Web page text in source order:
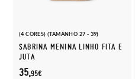
(4 CORES) (TAMANHO 27 - 39)
SABRINA MENINA LINHO FITA E
JUTA
35,95€